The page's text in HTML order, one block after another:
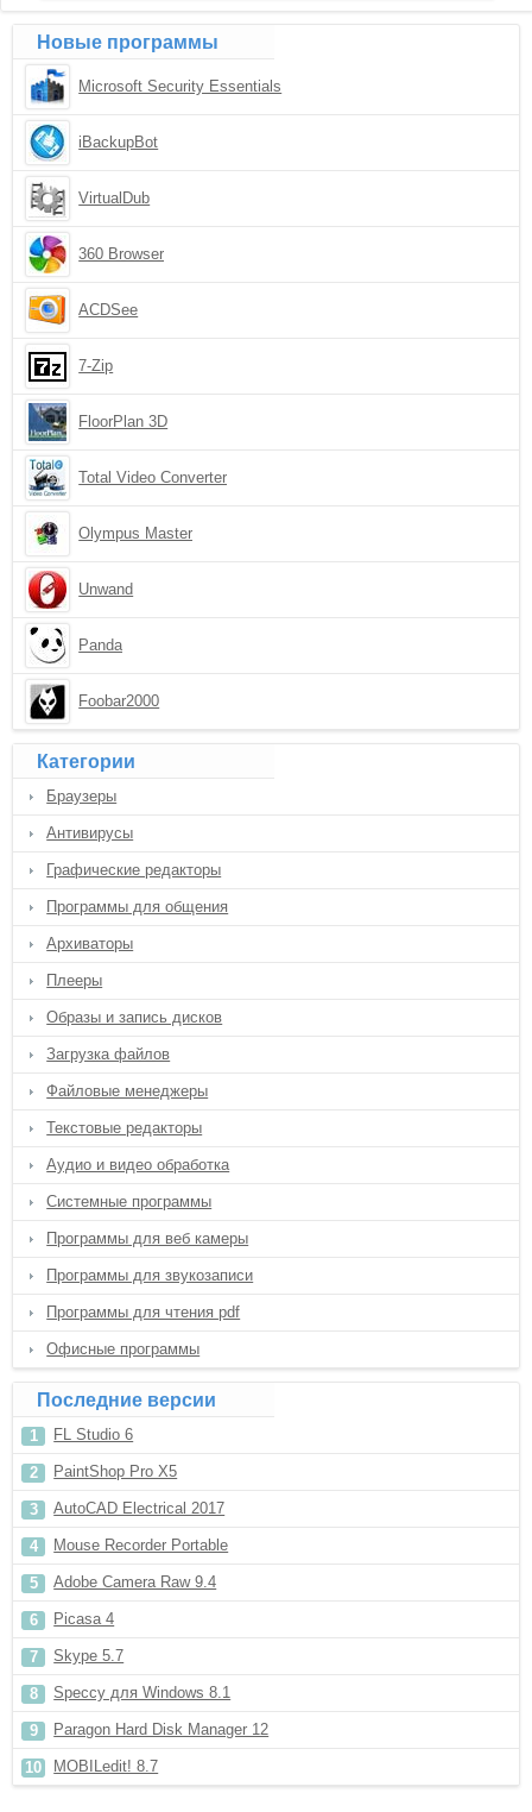
Новые программы
Microsoft Security Essentials
iBackupBot
VirtualDub
360 Browser
ACDSee
7-Zip
FloorPlan 3D
Total Video Converter
Olympus Master
Unwand
Panda
Foobar2000
Категории
Браузеры
Антивирусы
Графические редакторы
Программы для общения
Архиваторы
Плееры
Образы и запись дисков
Загрузка файлов
Файловые менеджеры
Текстовые редакторы
Аудио и видео обработка
Системные программы
Программы для веб камеры
Программы для звукозаписи
Программы для чтения pdf
Офисные программы
Последние версии
FL Studio 6
PaintShop Pro X5
AutoCAD Electrical 2017
Mouse Recorder Portable
Adobe Camera Raw 9.4
Picasa 4
Skype 5.7
Speccy для Windows 8.1
Paragon Hard Disk Manager 12
MOBILedit! 8.7